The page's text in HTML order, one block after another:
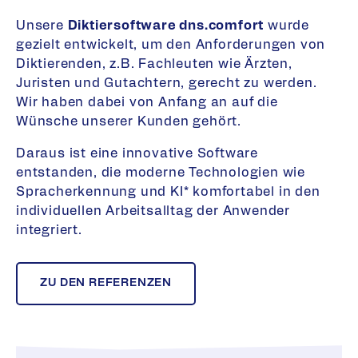
Unsere Diktiersoftware dns.comfort wurde
gezielt entwickelt, um den Anforderungen von
Diktierenden, z.B. Fachleuten wie Ärzten,
Juristen und Gutachtern, gerecht zu werden.
Wir haben dabei von Anfang an auf die
Wünsche unserer Kunden gehört.
Daraus ist eine innovative Software
entstanden, die moderne Technologien wie
Spracherkennung und KI* komfortabel in den
individuellen Arbeitsalltag der Anwender
integriert.
ZU DEN REFERENZEN